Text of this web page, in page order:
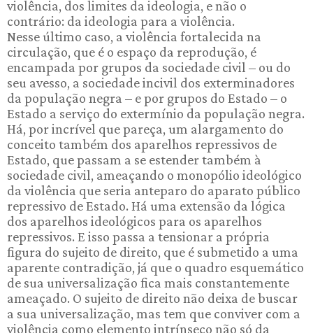
violência, dos limites da ideologia, e não o
contrário: da ideologia para a violência.
Nesse último caso, a violência fortalecida na
circulação, que é o espaço da reprodução, é
encampada por grupos da sociedade civil – ou do
seu avesso, a sociedade incivil dos exterminadores
da população negra – e por grupos do Estado – o
Estado a serviço do extermínio da população negra.
Há, por incrível que pareça, um alargamento do
conceito também dos aparelhos repressivos de
Estado, que passam a se estender também à
sociedade civil, ameaçando o monopólio ideológico
da violência que seria anteparo do aparato público
repressivo de Estado. Há uma extensão da lógica
dos aparelhos ideológicos para os aparelhos
repressivos. E isso passa a tensionar a própria
figura do sujeito de direito, que é submetido a uma
aparente contradição, já que o quadro esquemático
de sua universalização fica mais constantemente
ameaçado. O sujeito de direito não deixa de buscar
a sua universalização, mas tem que conviver com a
violência como elemento intrínseco não só da